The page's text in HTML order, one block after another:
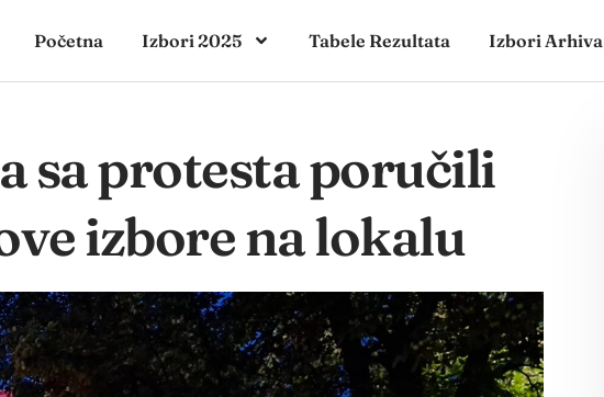
Početna Izbori 2025 Tabele Rezultata Izbori Arhiva
sa protesta poručili
izbore na lokalu